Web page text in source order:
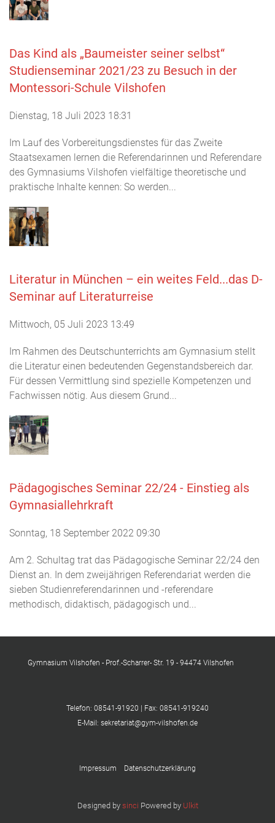
Das Kind als „Baumeister seiner selbst“
Studienseminar 2021/23 zu Besuch in der
Montessori-Schule Vilshofen
Dienstag, 18 Juli 2023 18:31
Im Lauf des Vorbereitungsdienstes für das Zweite
Staatsexamen lernen die Referendarinnen und Referendare
des Gymnasiums Vilshofen vielfältige theoretische und
praktische Inhalte kennen: So werden...
Literatur in München – ein weites Feld...das D-
Seminar auf Literaturreise
Mittwoch, 05 Juli 2023 13:49
Im Rahmen des Deutschunterrichts am Gymnasium stellt
die Literatur einen bedeutenden Gegenstandsbereich dar.
Für dessen Vermittlung sind spezielle Kompetenzen und
Fachwissen nötig. Aus diesem Grund...
Pädagogisches Seminar 22/24 - Einstieg als
Gymnasiallehrkraft
Sonntag, 18 September 2022 09:30
Am 2. Schultag trat das Pädagogische Seminar 22/24 den
Dienst an. In dem zweijährigen Referendariat werden die
sieben Studienreferendarinnen und -referendare
methodisch, didaktisch, pädagogisch und...
Gymnasium Vilshofen - Prof.-Scharrer- Str. 19 - 94474 Vilshofen
Telefon: 08541-91920 | Fax: 08541-919240
E-Mail: sekretariat@gym-vilshofen.de
Impressum Datenschutzerklärung
Designed by sinci Powered by Ulkit